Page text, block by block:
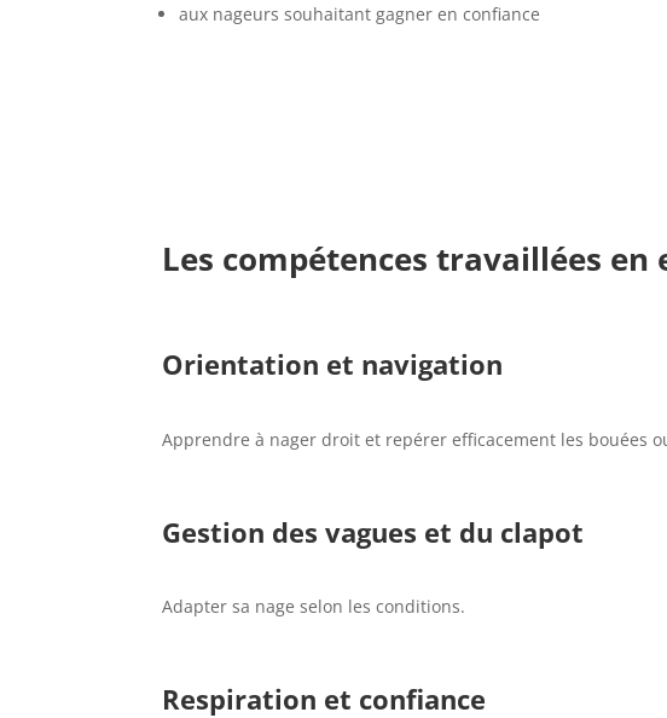
aux nageurs souhaitant gagner en confiance
Les compétences travaillées en
Orientation et navigation
Apprendre à nager droit et repérer efficacement les bouées
Gestion des vagues et du clapot
Adapter sa nage selon les conditions.
Respiration et confiance